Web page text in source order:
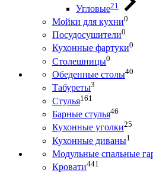
Угловые21
Мойки для кухни0
Посудосушители0
Кухонные фартуки0
Столешницы0
Обеденные столы40
Табуреты3
Стулья161
Барные стулья46
Кухонные уголки25
Кухонные диваны1
Модульные спальные
Кровати441